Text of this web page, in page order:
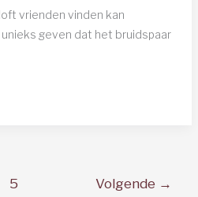
vrienden vinden kan
geven dat het bruidspaar
5 Volgende →